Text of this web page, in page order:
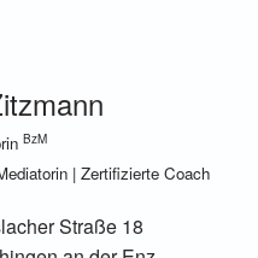
BzM
| Zertifizierte Coach
Straße 18